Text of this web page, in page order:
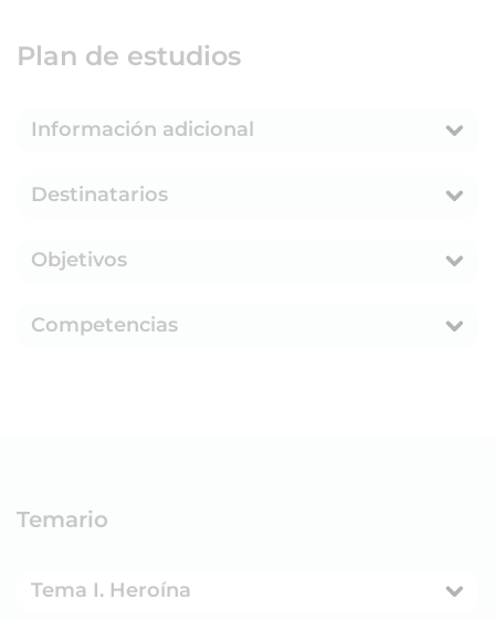
Plan de estudios
Información adicional
Destinatarios
Objetivos
Competencias
Temario
Tema I. Heroína